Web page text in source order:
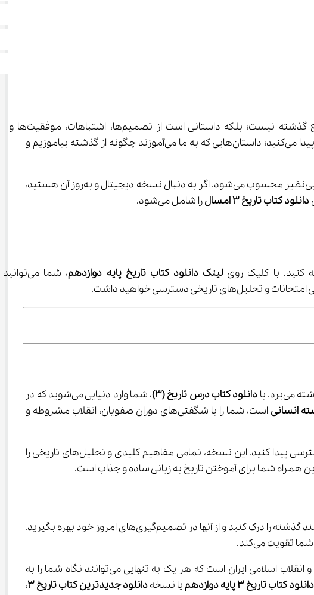
آیا تاکنون به این فکر کرده‌اید که تاریخ چگونه می‌تواند مسیر زندگی ما را تغییر دهد؟ تاریخ فقط یک سری وقایع گذشته نیست؛ بلکه داستانی است از تصمیم‌ها، اشتباهات، موفقیت‌ها و
، شما به گنجینه‌ای از این داستان‌ها دست پیدا می‌کنید؛ داستان‌هایی که به ما می‌آموزند چگونه از گذشته بیاموزیم و
این کتاب، نه تنها برای دانش‌آموزان رشته علوم انسانی بلکه برای هر کسی که عاشق کشف اسرار گذشته است، یک منبع بی‌نظیر محسوب می‌شود. اگر به دنبال نسخه دیجیتال و به‌روز آن هستید،
دانلود کتاب تاریخ 3 امسال را شامل می‌شود.
لینک دانلود کتاب تاریخ پایه دوازدهم، شما می‌توانید نسخه
دسترسی خواهید داشت.
دانلود کتاب درس تاریخ (3)
، شما وارد دنیایی می‌شوید که در
انسانی
است، شما را با شگفتی‌های دوران صفویان، انقلاب مشروطه و
می‌توانید به تمامی مطالب موردنیاز دسترسی پیدا کنید. این نسخه، تمامی مفاهیم کلیدی و تحلیل‌های تاریخی را
همراه شما برای آموختن تاریخ به زبانی ساده و جذاب است.
تاریخ دوازدهم نه تنها برای امتحانات، بلکه برای زندگی نیز ضروری است. این کتاب به شما کمک می‌کند تا درس‌های ارزشمند گذشته را درک کنید و از آنها در تصمیم‌گیری‌های امروز خود بهره بگیرید.
تقویت می‌کند.
شامل موضوعاتی مانند تاریخ تمدن اسلامی، تأثیرات انقلاب مشروطه، و انقلاب اسلامی ایران است که هر یک به تنهایی می‌توانند نگاه شما را به
دانلود کتاب تاریخ 3 پایه دوازدهم یا نسخه دانلود جدیدترین کتاب تاریخ 3
،